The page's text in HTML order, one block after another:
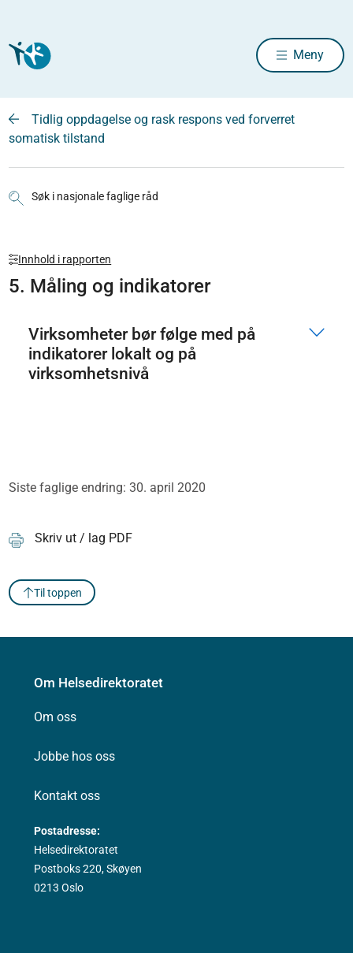
Meny
Tidlig oppdagelse og rask respons ved forverret
somatisk tilstand
Søk i nasjonale faglige råd
Innhold i rapporten
5. Måling og indikatorer
Virksomheter bør følge med på
indikatorer lokalt og på
virksomhetsnivå
Siste faglige endring: 30. april 2020
Skriv ut / lag PDF
Til toppen
Om Helsedirektoratet
Om oss
Jobbe hos oss
Kontakt oss
Postadresse:
Helsedirektoratet
Postboks 220, Skøyen
0213 Oslo